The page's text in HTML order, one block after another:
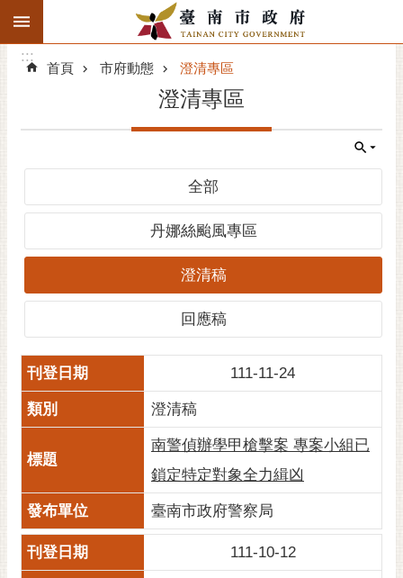
跳到主要內容區塊
搜
階
市府動態
市府團隊
主題服務
市政資訊
市民互動
黃
哲
螢
光
花
泉
:::
:::
首頁 市府動態 澄清專區
澄清專區
全部
丹娜絲颱風專區
澄清稿
回應稿
111-11-24
澄清稿
南警偵辦學甲槍擊案 專案小組已
鎖定特定對象全力緝凶
臺南市政府警察局
111-10-12